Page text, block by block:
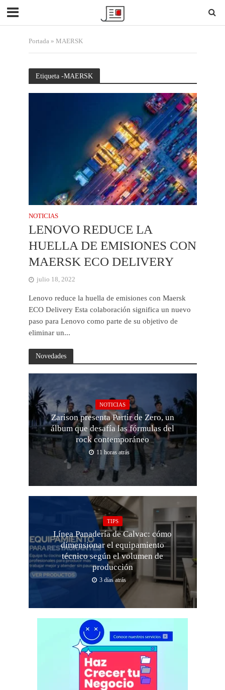
Portada» MAERSK
Etiqueta -MAERSK
NOTICIAS
LENOVO REDUCE LA
HUELLA DE EMISIONES CON
MAERSK ECO DELIVERY
julio 18, 2022
Lenovo reduce la huella de emisiones con Maersk
ECO Delivery Esta colaboración significa un nuevo
paso para Lenovo como parte de su objetivo de
eliminar un...
Novedades
NOTICIAS
Zarison presenta Partir de Zero, un
álbum que desafía las fórmulas del
rock contemporáneo
11 horas atrás
TIPS
Línea Panadería de Calvac: cómo
dimensionar el equipamiento
técnico según el volumen de
producción
3 días atrás